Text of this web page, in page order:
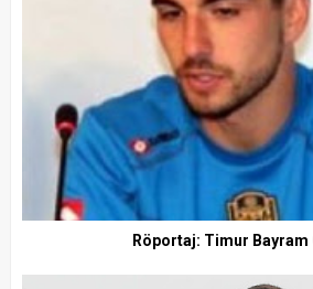
Röportaj: Timur Bayram